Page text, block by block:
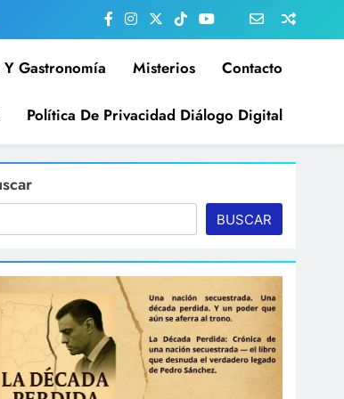
Gastronomía Misterios Contacto
Política De Privacidad Diálogo Digital
BUSCAR